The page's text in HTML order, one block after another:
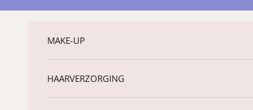
MAKE-UP
HAARVERZORGING